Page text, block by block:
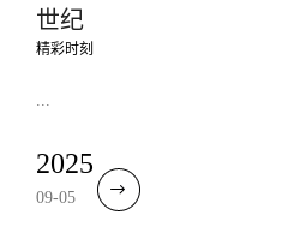
世纪
精彩时刻
...
2025
09-05